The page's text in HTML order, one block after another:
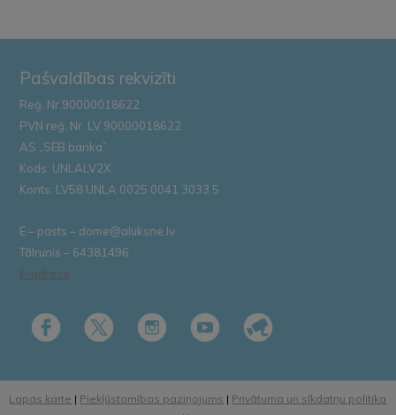
Pašvaldības rekvizīti
Reģ. Nr.90000018622
PVN reģ. Nr. LV 90000018622
AS „SEB banka”
Kods: UNLALV2X
Konts: LV58 UNLA 0025 0041 3033 5
E – pasts – dome@aluksne.lv
Tālrunis – 64381496
E-adrese
Lapas karte | Piekļūstamības paziņojums | Privātuma un sīkdatņu politika